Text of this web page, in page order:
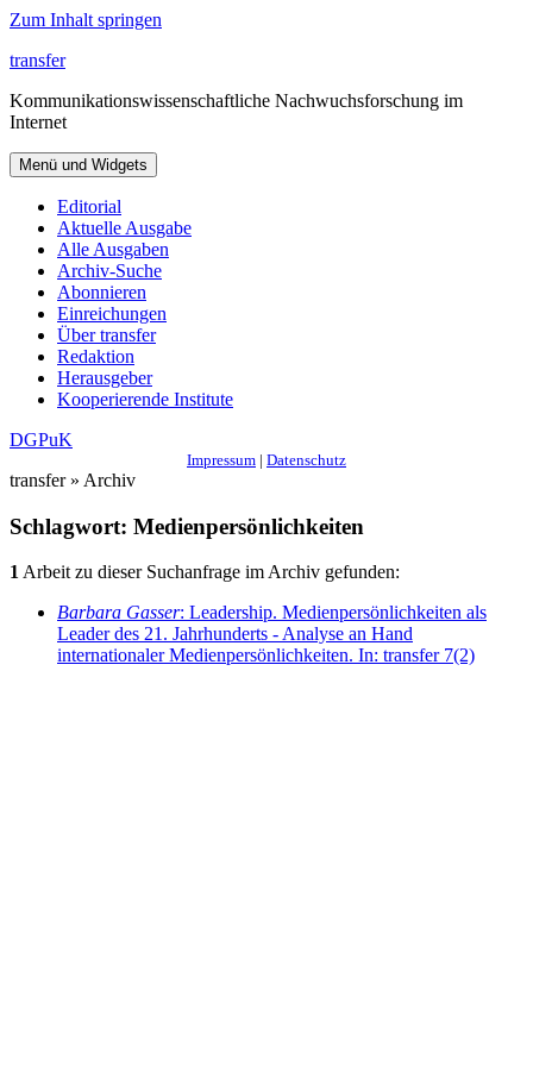
Zum Inhalt springen
transfer
Kommunikationswissenschaftliche Nachwuchsforschung im
Internet
Menü und Widgets
Editorial
Aktuelle Ausgabe
Alle Ausgaben
Archiv-Suche
Abonnieren
Einreichungen
Über transfer
Redaktion
Herausgeber
Kooperierende Institute
DGPuK
Impressum | Datenschutz
transfer » Archiv
Schlagwort: Medienpersönlichkeiten
1Arbeit zu dieser Suchanfrage im Archiv gefunden:
Barbara Gasser: Leadership. Medienpersönlichkeiten als
Leader des 21. Jahrhunderts - Analyse an Hand
internationaler Medienpersönlichkeiten. In: transfer 7(2)